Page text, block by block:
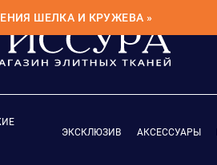
ШЕЛКА И КРУЖЕВА »
ЭКСКЛЮЗИВ АКСЕССУАРЫ